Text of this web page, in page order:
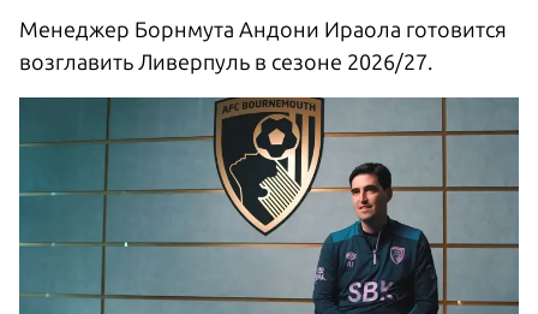
Менеджер Борнмута Андони Ираола готовится
возглавить Ливерпуль в сезоне 2026/27.